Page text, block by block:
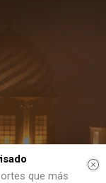
compromiso en el
que más